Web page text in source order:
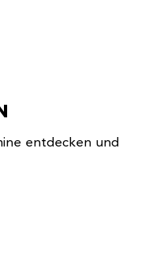
entdecken und